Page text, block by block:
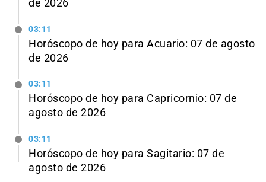
de 2026
03:11
Horóscopo de hoy para Acuario: 07 de agosto
de 2026
03:11
Horóscopo de hoy para Capricornio: 07 de
agosto de 2026
03:11
Horóscopo de hoy para Sagitario: 07 de
agosto de 2026